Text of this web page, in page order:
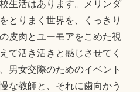
生活はあります。メリンダ
とりまく世界を、くっきり
皮肉とユーモアをこめた視
て活き活きと感じさせてく
男女交際のためのイベント
な教師と、それに歯向かう